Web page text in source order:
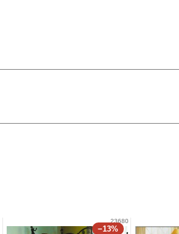
−13%
23680